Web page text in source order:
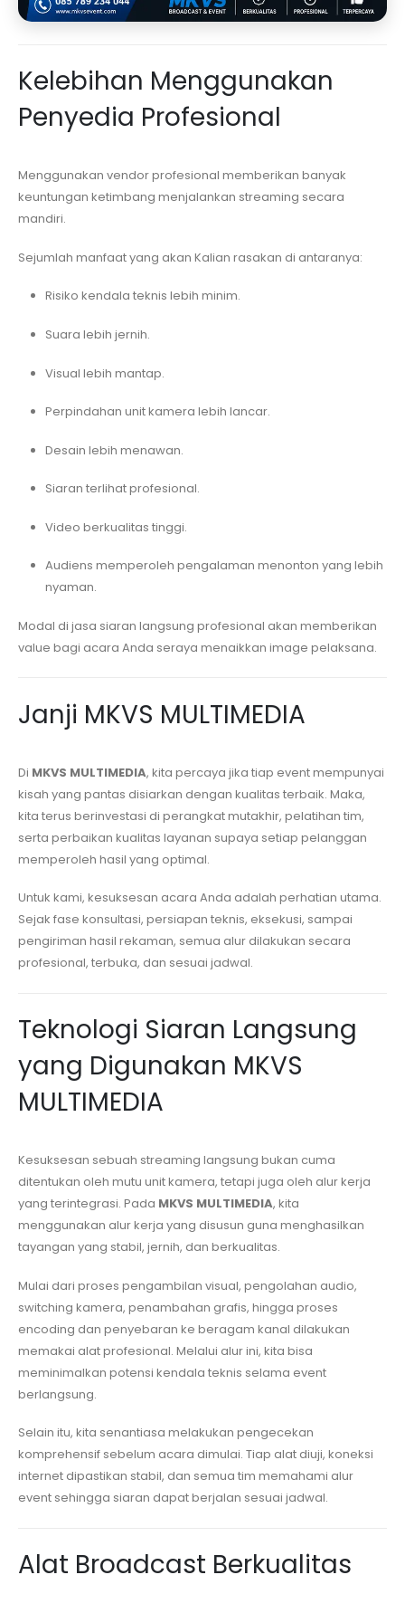
Kelebihan Menggunakan
Penyedia Profesional
Menggunakan vendor profesional memberikan banyak
keuntungan ketimbang menjalankan streaming secara
mandiri.
Sejumlah manfaat yang akan Kalian rasakan di antaranya:
Risiko kendala teknis lebih minim.
Suara lebih jernih.
Visual lebih mantap.
Perpindahan unit kamera lebih lancar.
Desain lebih menawan.
Siaran terlihat profesional.
Video berkualitas tinggi.
Audiens memperoleh pengalaman menonton yang lebih
nyaman.
Modal di jasa siaran langsung profesional akan memberikan
value bagi acara Anda seraya menaikkan image pelaksana.
Janji MKVS MULTIMEDIA
Di MKVS MULTIMEDIA, kita percaya jika tiap event mempunyai
kisah yang pantas disiarkan dengan kualitas terbaik. Maka,
kita terus berinvestasi di perangkat mutakhir, pelatihan tim,
serta perbaikan kualitas layanan supaya setiap pelanggan
memperoleh hasil yang optimal.
Untuk kami, kesuksesan acara Anda adalah perhatian utama.
Sejak fase konsultasi, persiapan teknis, eksekusi, sampai
pengiriman hasil rekaman, semua alur dilakukan secara
profesional, terbuka, dan sesuai jadwal.
Teknologi Siaran Langsung
yang Digunakan MKVS
MULTIMEDIA
Kesuksesan sebuah streaming langsung bukan cuma
ditentukan oleh mutu unit kamera, tetapi juga oleh alur kerja
yang terintegrasi. Pada MKVS MULTIMEDIA, kita
menggunakan alur kerja yang disusun guna menghasilkan
tayangan yang stabil, jernih, dan berkualitas.
Mulai dari proses pengambilan visual, pengolahan audio,
switching kamera, penambahan grafis, hingga proses
encoding dan penyebaran ke beragam kanal dilakukan
memakai alat profesional. Melalui alur ini, kita bisa
meminimalkan potensi kendala teknis selama event
berlangsung.
Selain itu, kita senantiasa melakukan pengecekan
komprehensif sebelum acara dimulai. Tiap alat diuji, koneksi
internet dipastikan stabil, dan semua tim memahami alur
event sehingga siaran dapat berjalan sesuai jadwal.
Alat Broadcast Berkualitas